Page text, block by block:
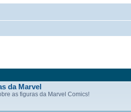
da Marvel
as figuras da Marvel Comics!